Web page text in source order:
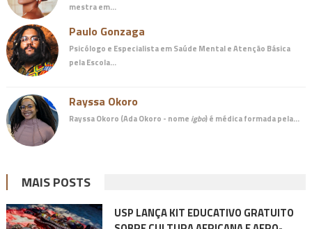
mestra em…
Paulo Gonzaga
Psicólogo e Especialista em Saúde Mental e Atenção Básica
pela Escola…
Rayssa Okoro
Rayssa Okoro (Ada Okoro - nome igbo) é médicaformada pela…
MAIS POSTS
USP LANÇA KIT EDUCATIVO GRATUITO